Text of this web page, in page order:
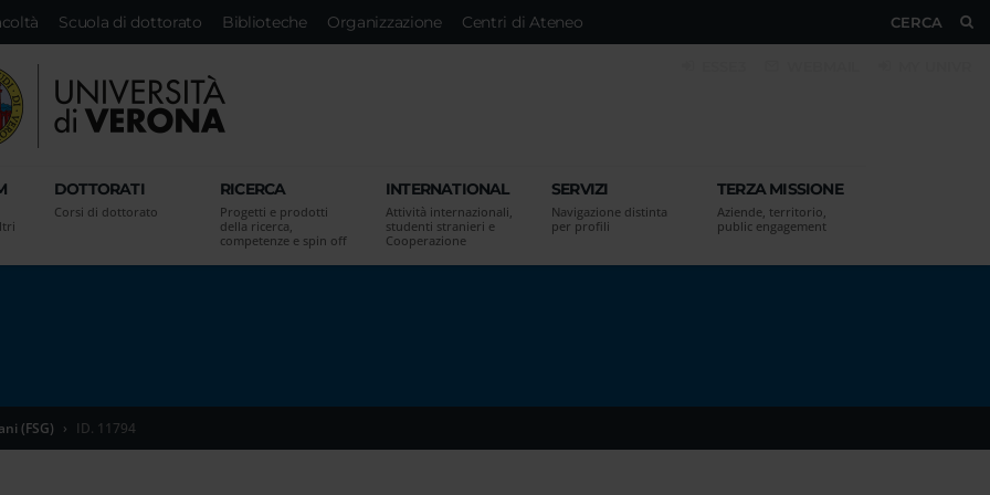
CERCA
Scuola di dottorato Biblioteche Organizzazione Centri di Ateneo
DOTTORATI
Corsi di dottorato
RICERCA
Progetti e prodotti
della ricerca,
competenze e spin off
INTERNATIONAL
Attività internazionali,
studenti stranieri e
Cooperazione
SERVIZI
Navigazione distinta
per profili
TERZA MISSIONE
Aziende, territorio,
public engagement
(FSG) ID. 11794